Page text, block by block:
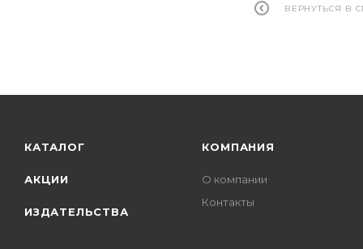
ВЕРНУТЬСЯ В
КАТАЛОГ
АКЦИИ
ИЗДАТЕЛЬСТВА
КОМПАНИЯ
О компании
Контакты